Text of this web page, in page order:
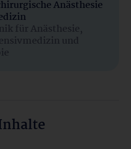
Anästhesie
für Anästhesie,
und